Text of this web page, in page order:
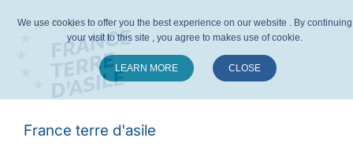
France terre d'asile
We use cookies to offer you the best experience on our website . By continuing
your visit to this site , you agree to makes use of cookie.
LEARN MORE CLOSE